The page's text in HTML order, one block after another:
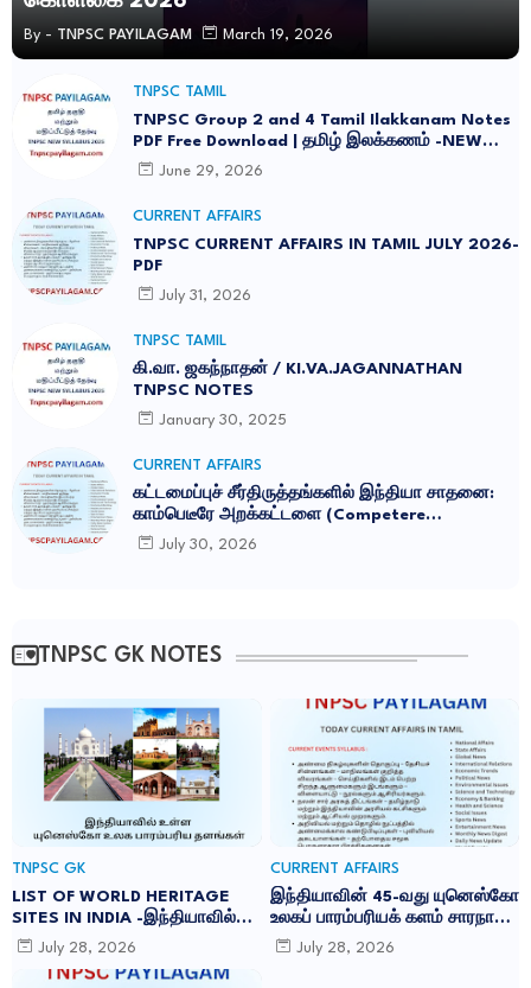
By - TNPSC PAYILAGAM March 19, 2026
TNPSC TAMIL
TNPSC Group 2 and 4 Tamil Ilakkanam Notes
PDF Free Download | தமிழ் இலக்கணம் -NEW
SYLLABUS UPDATED -2026
June 29, 2026
CURRENT AFFAIRS
TNPSC CURRENT AFFAIRS IN TAMIL JULY 2026-
PDF
July 31, 2026
TNPSC TAMIL
கி.வா. ஜகந்நாதன் / KI.VA.JAGANNATHAN
TNPSC NOTES
January 30, 2025
CURRENT AFFAIRS
கட்டமைப்புச் சீர்திருத்தங்களில் இந்தியா சாதனை:
காம்பெடீரே அறக்கட்டளை (Competere
Foundation) வெளியிட்ட அறிக்கை
July 30, 2026
TNPSC GK NOTES
TNPSC GK
LIST OF WORLD HERITAGE
SITES IN INDIA -இந்தியாவில்
உள்ள 45 யுனெஸ்கோ உலக
பாரம்பரிய தளங்கள்:
July 28, 2026
CURRENT AFFAIRS
இந்தியாவின் 45-வது யுனெஸ்கோ
உலகப் பாரம்பரியக் களம் சாரநாத்:
TNPSC CURRENT AFFAIRS IN
TAMIL JULY 2026
July 28, 2026